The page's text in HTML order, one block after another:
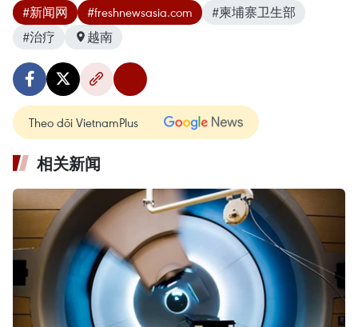
#新闻网 #freshnewsasia.com
#柬埔寨卫生部
#治疗
越南
Theo dõi VietnamPlus
相关新闻